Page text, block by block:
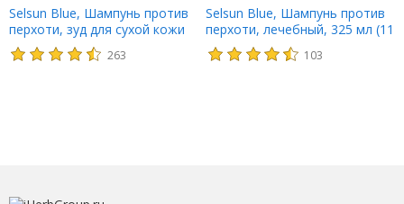
Selsun Blue, Шампунь против
перхоти, зуд для сухой кожи
головы, 325 мл (11 жидк.
Унций)
263
Selsun Blue, Шампунь против
перхоти, лечебный, 325 мл (11
жидк. Унций)
103